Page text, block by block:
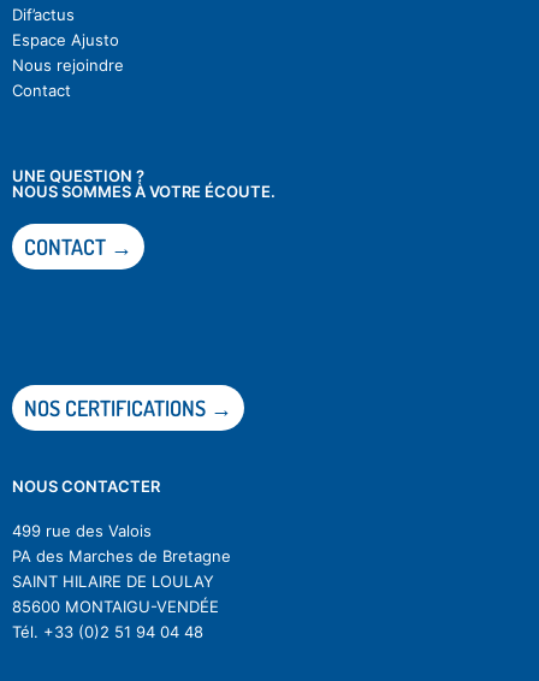
Dif’actus
Espace Ajusto
Nous rejoindre
Contact
UNE QUESTION ?
NOUS SOMMES À VOTRE ÉCOUTE.
CONTACT →
NOS CERTIFICATIONS →
NOUS CONTACTER
499 rue des Valois
PA des Marches de Bretagne
SAINT HILAIRE DE LOULAY
85600 MONTAIGU-VENDÉE
Tél. +33 (0)2 51 94 04 48